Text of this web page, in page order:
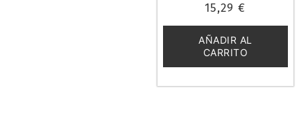
con
de
5
15,29€
AÑADIR AL
CARRITO